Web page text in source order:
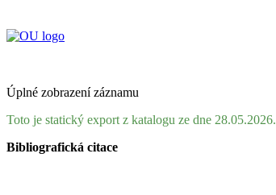
Úplné zobrazení záznamu
Toto je statický export z katalogu ze dne 28.05.2026.
Bibliografická citace